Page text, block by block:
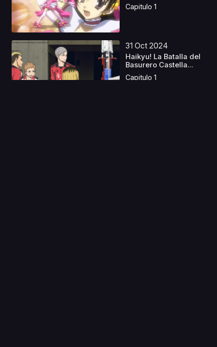
Capitulo 1
31 Oct 2024
Haikyu! La Batalla del
Basurero Castella...
Capitulo 1